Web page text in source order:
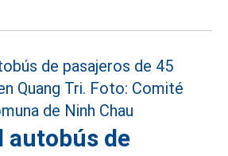
autobús de